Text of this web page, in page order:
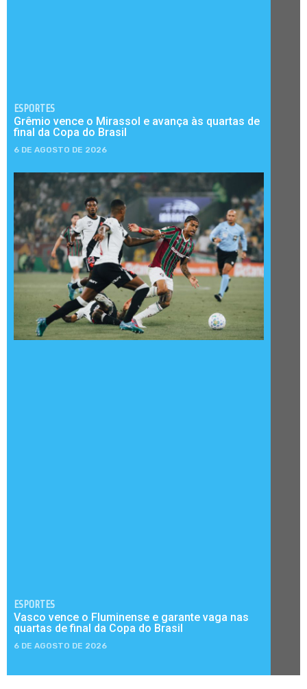
ESPORTES
Grêmio vence o Mirassol e avança às quartas de
final da Copa do Brasil
6 DE AGOSTO DE 2026
ESPORTES
Vasco vence o Fluminense e garante vaga nas
quartas de final da Copa do Brasil
6 DE AGOSTO DE 2026